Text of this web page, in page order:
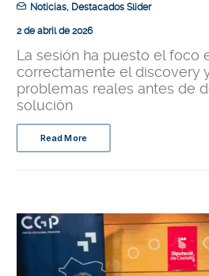
Noticias, Destacados Slider
2 de abril de 2026
La sesión ha puesto el foco
correctamente el discovery
problemas reales antes de
solución
Read More